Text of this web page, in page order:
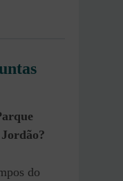
do